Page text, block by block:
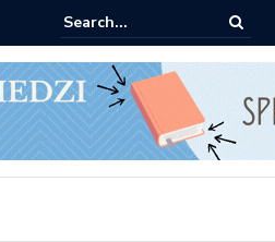
Znak: książki od 2,90 zł do zamówienia